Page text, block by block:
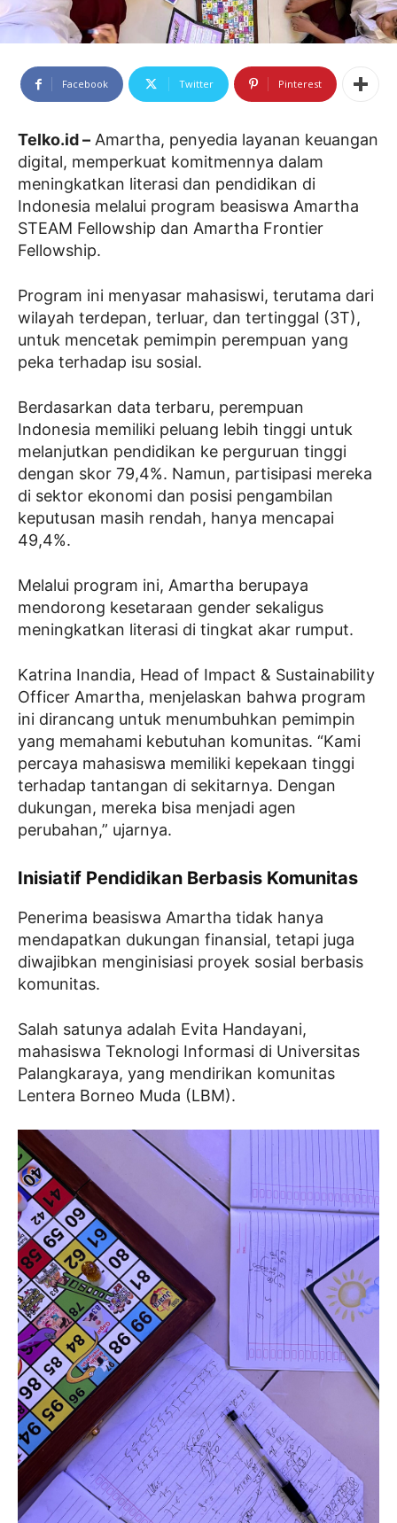
Facebook Twitter Pinterest
Telko.id – Amartha, penyedia layanan keuangan
digital, memperkuat komitmennya dalam
meningkatkan literasi dan pendidikan di
Indonesia melalui program beasiswa Amartha
STEAM Fellowship dan Amartha Frontier
Fellowship.
Program ini menyasar mahasiswi, terutama dari
wilayah terdepan, terluar, dan tertinggal (3T),
untuk mencetak pemimpin perempuan yang
peka terhadap isu sosial.
Berdasarkan data terbaru, perempuan
Indonesia memiliki peluang lebih tinggi untuk
melanjutkan pendidikan ke perguruan tinggi
dengan skor 79,4%. Namun, partisipasi mereka
di sektor ekonomi dan posisi pengambilan
keputusan masih rendah, hanya mencapai
49,4%.
Melalui program ini, Amartha berupaya
mendorong kesetaraan gender sekaligus
meningkatkan literasi di tingkat akar rumput.
Katrina Inandia, Head of Impact & Sustainability
Officer Amartha, menjelaskan bahwa program
ini dirancang untuk menumbuhkan pemimpin
yang memahami kebutuhan komunitas. “Kami
percaya mahasiswa memiliki kepekaan tinggi
terhadap tantangan di sekitarnya. Dengan
dukungan, mereka bisa menjadi agen
perubahan,” ujarnya.
Inisiatif Pendidikan Berbasis Komunitas
Penerima beasiswa Amartha tidak hanya
mendapatkan dukungan finansial, tetapi juga
diwajibkan menginisiasi proyek sosial berbasis
komunitas.
Salah satunya adalah Evita Handayani,
mahasiswa Teknologi Informasi di Universitas
Palangkaraya, yang mendirikan komunitas
Lentera Borneo Muda (LBM).